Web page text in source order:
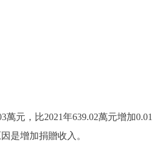
元，比2021年639.02萬元增加0.01
是增加捐贈收入。